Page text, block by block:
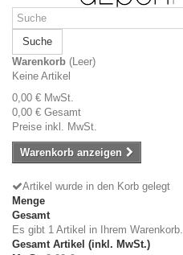
Suche
Warenkorb (Leer)
Keine Artikel
0,00 € MwSt.
0,00 € Gesamt
Preise inkl. MwSt.
Warenkorb anzeigen
Artikel wurde in den Korb gelegt
Menge
Gesamt
Es gibt 1 Artikel in Ihrem Warenkorb.
Gesamt Artikel (inkl. MwSt.)